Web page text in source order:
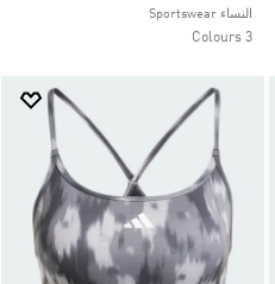
النساء Sportswear
3 Colours